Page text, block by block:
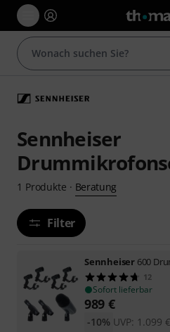
Sennheiser
1 Produkte · Beratung
Filter
Sennheiser 600
12
Sofort lieferbar
989 €
UVP: 1.099 €
-10%